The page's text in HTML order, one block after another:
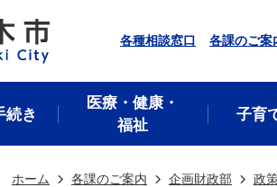
各種相談窓口 各課のご案
続き
医療・健康・
福祉
子育
ホーム 各課のご案内 企画財政部 政